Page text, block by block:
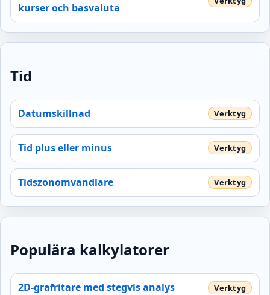
kurser och basvaluta
Tid
Datumskillnad
Tid plus eller minus
Tidszonomvandlare
Populära kalkylatorer
2D-grafritare med stegvis analys